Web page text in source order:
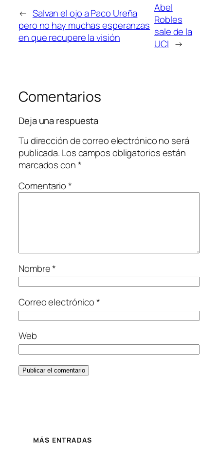
← Salvan el ojo a Paco Ureña
pero no hay muchas esperanzas
en que recupere la visión
Abel
Robles
sale de la
UCI →
Comentarios
Deja una respuesta
Tu dirección de correo electrónico no será
publicada. Los campos obligatorios están
marcados con*
Comentario*
Nombre*
Correo electrónico*
Web
MÁS ENTRADAS